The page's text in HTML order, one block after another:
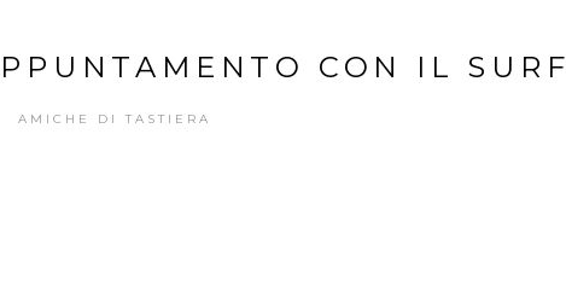
CON IL SURF
AMICHE DI TASTIERA